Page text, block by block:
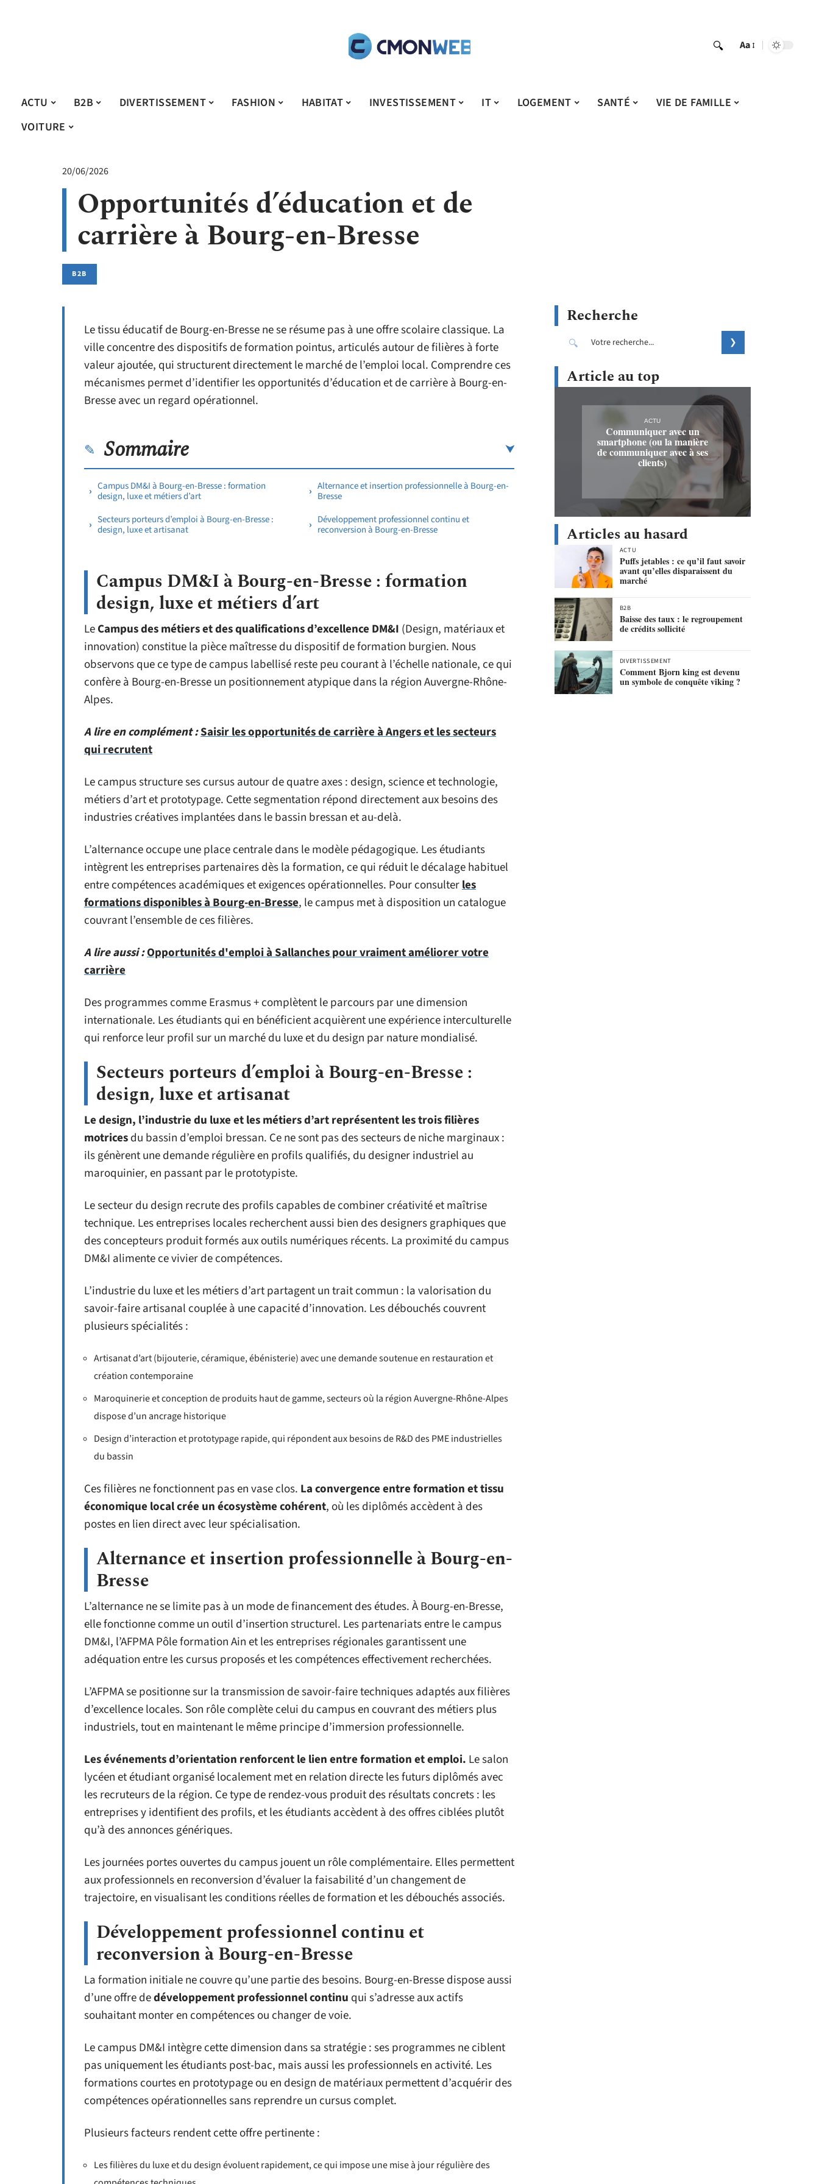
Aa
ACTU B2B DIVERTISSEMENT FASHION HABITAT INVESTISSEMENT IT LOGEMENT SANTÉ
VIE DE FAMILLE
VOITURE
20/06/2026
Opportunités d’éducation et de
carrière à Bourg-en-Bresse
B2B
Le tissu éducatif de Bourg-en-Bresse ne se résume pas à une offre scolaire classique. La
ville concentre des dispositifs de formation pointus, articulés autour de filières à forte
valeur ajoutée, qui structurent directement le marché de l’emploi local. Comprendre ces
mécanismes permet d’identifier les opportunités d’éducation et de carrière à Bourg-en-
Bresse avec un regard opérationnel.
Sommaire
Campus DM&I à Bourg-en-Bresse : formation
design, luxe et métiers d’art
Secteurs porteurs d’emploi à Bourg-en-Bresse :
design, luxe et artisanat
Alternance et insertion professionnelle à Bourg-en-
Bresse
Développement professionnel continu et
reconversion à Bourg-en-Bresse
Campus DM&I à Bourg-en-Bresse : formation
design, luxe et métiers d’art
LeCampus des métiers et des qualifications d’excellence DM&I (Design, matériaux et
innovation) constitue la pièce maîtresse du dispositif de formation burgien. Nous
observons que ce type de campus labellisé reste peu courant à l’échelle nationale, ce qui
confère à Bourg-en-Bresse un positionnement atypique dans la région Auvergne-Rhône-
Alpes.
A lire en complément :Saisir les opportunités de carrière à Angers et les secteurs
qui recrutent
Le campus structure ses cursus autour de quatre axes : design, science et technologie,
métiers d’art et prototypage. Cette segmentation répond directement aux besoins des
industries créatives implantées dans le bassin bressan et au-delà.
L’alternance occupe une place centrale dans le modèle pédagogique. Les étudiants
intègrent les entreprises partenaires dès la formation, ce qui réduit le décalage habituel
entre compétences académiques et exigences opérationnelles. Pour consulterles
formations disponibles à Bourg-en-Bresse, le campus met à disposition un catalogue
couvrant l’ensemble de ces filières.
A lire aussi :Opportunités d'emploi à Sallanches pour vraiment améliorer votre
carrière
Des programmes comme Erasmus + complètent le parcours par une dimension
internationale. Les étudiants qui en bénéficient acquièrent une expérience interculturelle
qui renforce leur profil sur un marché du luxe et du design par nature mondialisé.
Secteurs porteurs d’emploi à Bourg-en-Bresse :
design, luxe et artisanat
Le design, l’industrie du luxe et les métiers d’art représentent les trois filières
motricesdu bassin d’emploi bressan. Ce ne sont pas des secteurs de niche marginaux :
ils génèrent une demande régulière en profils qualifiés, du designer industriel au
maroquinier, en passant par le prototypiste.
Le secteur du design recrute des profils capables de combiner créativité et maîtrise
technique. Les entreprises locales recherchent aussi bien des designers graphiques que
des concepteurs produit formés aux outils numériques récents. La proximité du campus
DM&I alimente ce vivier de compétences.
L’industrie du luxe et les métiers d’art partagent un trait commun : la valorisation du
savoir-faire artisanal couplée à une capacité d’innovation. Les débouchés couvrent
plusieurs spécialités :
Artisanat d’art (bijouterie, céramique, ébénisterie) avec une demande soutenue en restauration et
création contemporaine
Maroquinerie et conception de produits haut de gamme, secteurs où la région Auvergne-Rhône-Alpes
dispose d’un ancrage historique
Design d’interaction et prototypage rapide, qui répondent aux besoins de R&D des PME industrielles
du bassin
Ces filières ne fonctionnent pas en vase clos. La convergence entre formation et tissu
économique local crée un écosystème cohérent, où les diplômés accèdent à des
postes en lien direct avec leur spécialisation.
Alternance et insertion professionnelle à Bourg-en-
Bresse
L’alternance ne se limite pas à un mode de financement des études. À Bourg-en-Bresse,
elle fonctionne comme un outil d’insertion structurel. Les partenariats entre le campus
DM&I, l’AFPMA Pôle formation Ain et les entreprises régionales garantissent une
adéquation entre les cursus proposés et les compétences effectivement recherchées.
L’AFPMA se positionne sur la transmission de savoir-faire techniques adaptés aux filières
d’excellence locales. Son rôle complète celui du campus en couvrant des métiers plus
industriels, tout en maintenant le même principe d’immersion professionnelle.
Les événements d’orientation renforcent le lien entre formation et emploi. Le salon
lycéen et étudiant organisé localement met en relation directe les futurs diplômés avec
les recruteurs de la région. Ce type de rendez-vous produit des résultats concrets : les
entreprises y identifient des profils, et les étudiants accèdent à des offres ciblées plutôt
qu’à des annonces génériques.
Les journées portes ouvertes du campus jouent un rôle complémentaire. Elles permettent
aux professionnels en reconversion d’évaluer la faisabilité d’un changement de
trajectoire, en visualisant les conditions réelles de formation et les débouchés associés.
Développement professionnel continu et
reconversion à Bourg-en-Bresse
La formation initiale ne couvre qu’une partie des besoins. Bourg-en-Bresse dispose aussi
d’une offre dedéveloppement professionnel continu qui s’adresse aux actifs
souhaitant monter en compétences ou changer de voie.
Le campus DM&I intègre cette dimension dans sa stratégie : ses programmes ne ciblent
pas uniquement les étudiants post-bac, mais aussi les professionnels en activité. Les
formations courtes en prototypage ou en design de matériaux permettent d’acquérir des
compétences opérationnelles sans reprendre un cursus complet.
Plusieurs facteurs rendent cette offre pertinente :
Les filières du luxe et du design évoluent rapidement, ce qui impose une mise à jour régulière des
Recherche
Article au top
ACTU
Communiquer avec un
smartphone (ou la manière
de communiquer avec à ses
clients)
Articles au hasard
ACTU
Puffs jetables : ce qu’il faut savoir
avant qu’elles disparaissent du
marché
B2B
Baisse des taux : le regroupement
de crédits sollicité
DIVERTISSEMENT
Comment Bjorn king est devenu
un symbole de conquête viking ?